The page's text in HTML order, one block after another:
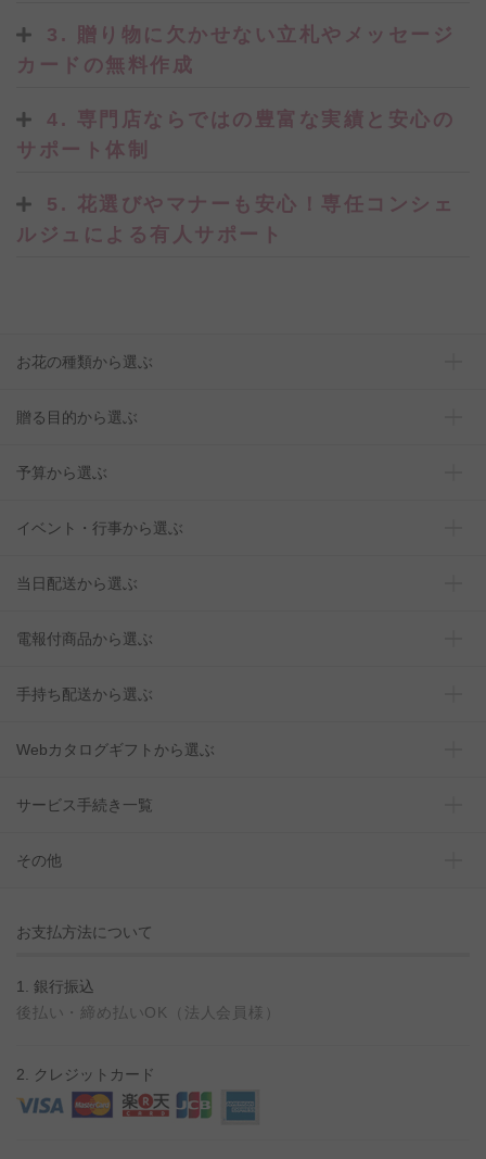
3. 贈り物に欠かせない立札やメッセージ
カードの無料作成
4. 専門店ならではの豊富な実績と安心の
サポート体制
5. 花選びやマナーも安心！専任コンシェ
ルジュによる有人サポート
お花の種類から選ぶ
贈る目的から選ぶ
予算から選ぶ
イベント・行事から選ぶ
当日配送から選ぶ
電報付商品から選ぶ
手持ち配送から選ぶ
Webカタログギフトから選ぶ
サービス手続き一覧
その他
お支払方法について
1. 銀行振込
後払い・締め払いOK（法人会員様）
2. クレジットカード